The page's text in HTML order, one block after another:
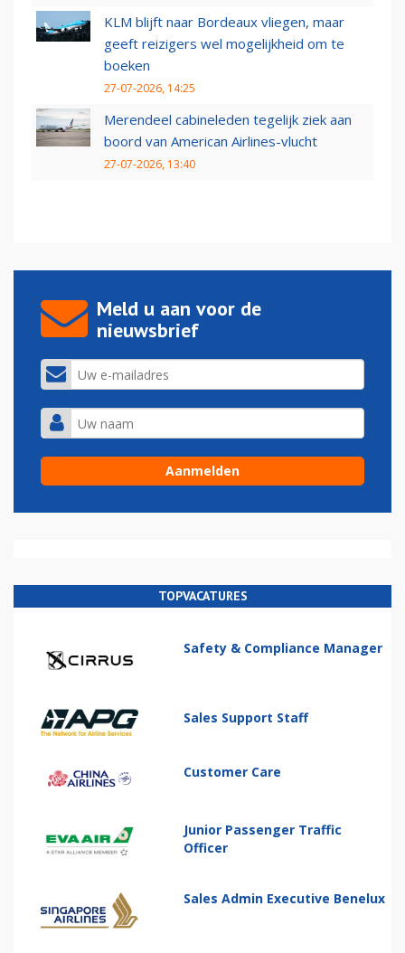
KLM blijft naar Bordeaux vliegen, maar
geeft reizigers wel mogelijkheid om te
boeken
27-07-2026, 14:25
Merendeel cabineleden tegelijk ziek aan
boord van American Airlines-vlucht
27-07-2026, 13:40
Meld u aan voor de
nieuwsbrief
TOPVACATURES
Safety & Compliance Manager
Sales Support Staff
Customer Care
Junior Passenger Traffic
Officer
Sales Admin Executive Benelux